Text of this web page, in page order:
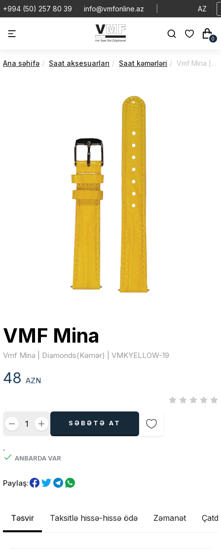
+994 (50) 257 80 39 info@vmfonline.az AZ
0
Ana səhifə Saat aksesuarları Saat kəmərləri Vmf Mina | Di̇amonds(Kəmər) | VMKYELLOW-19
VMF Mina
Vmf Mina | Di̇amonds(Kəmər) | VMKYELLOW-19
48AZN
SƏBƏTƏ AT
.
ANBARDA VAR
Paylaş:
Təsvir Taksitlə hissə-hissə ödə Zəmanət
Məhsul(lar) səbətə əlavə edildi